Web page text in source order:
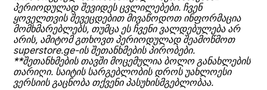
პერიოდულად შევიდეს ცვლილებები. ჩვენ
ყოველთვის შევეცდებით მივაწოდოთ ინფორმაცია
მომხმარებლებს, თუმცა ეს ჩვენი ვალდებულება არ
არის, ამიტომ გთხოვთ პერიოდულად შეამოწმოთ
superstore.ge-ის შეთანხმების პირობები.
**შეთანხმების თავში მოცემულია ბოლო განახლების
თარიღი. საიტის სარგებლობის დროს უახლოესი
ვერსიის გაცნობა თქვენი პასუხისმგებლობაა.